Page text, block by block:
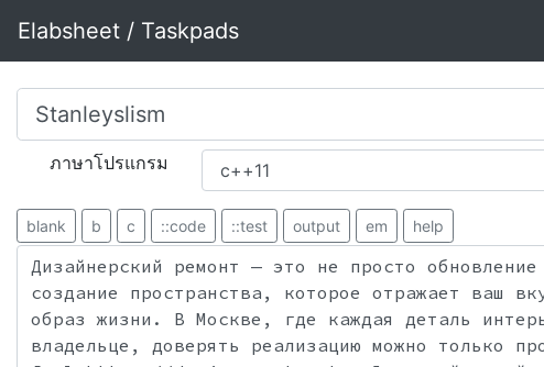
Elabsheet / Taskpads
ภาษาโปรแกรม
blank b c ::code ::test output em help